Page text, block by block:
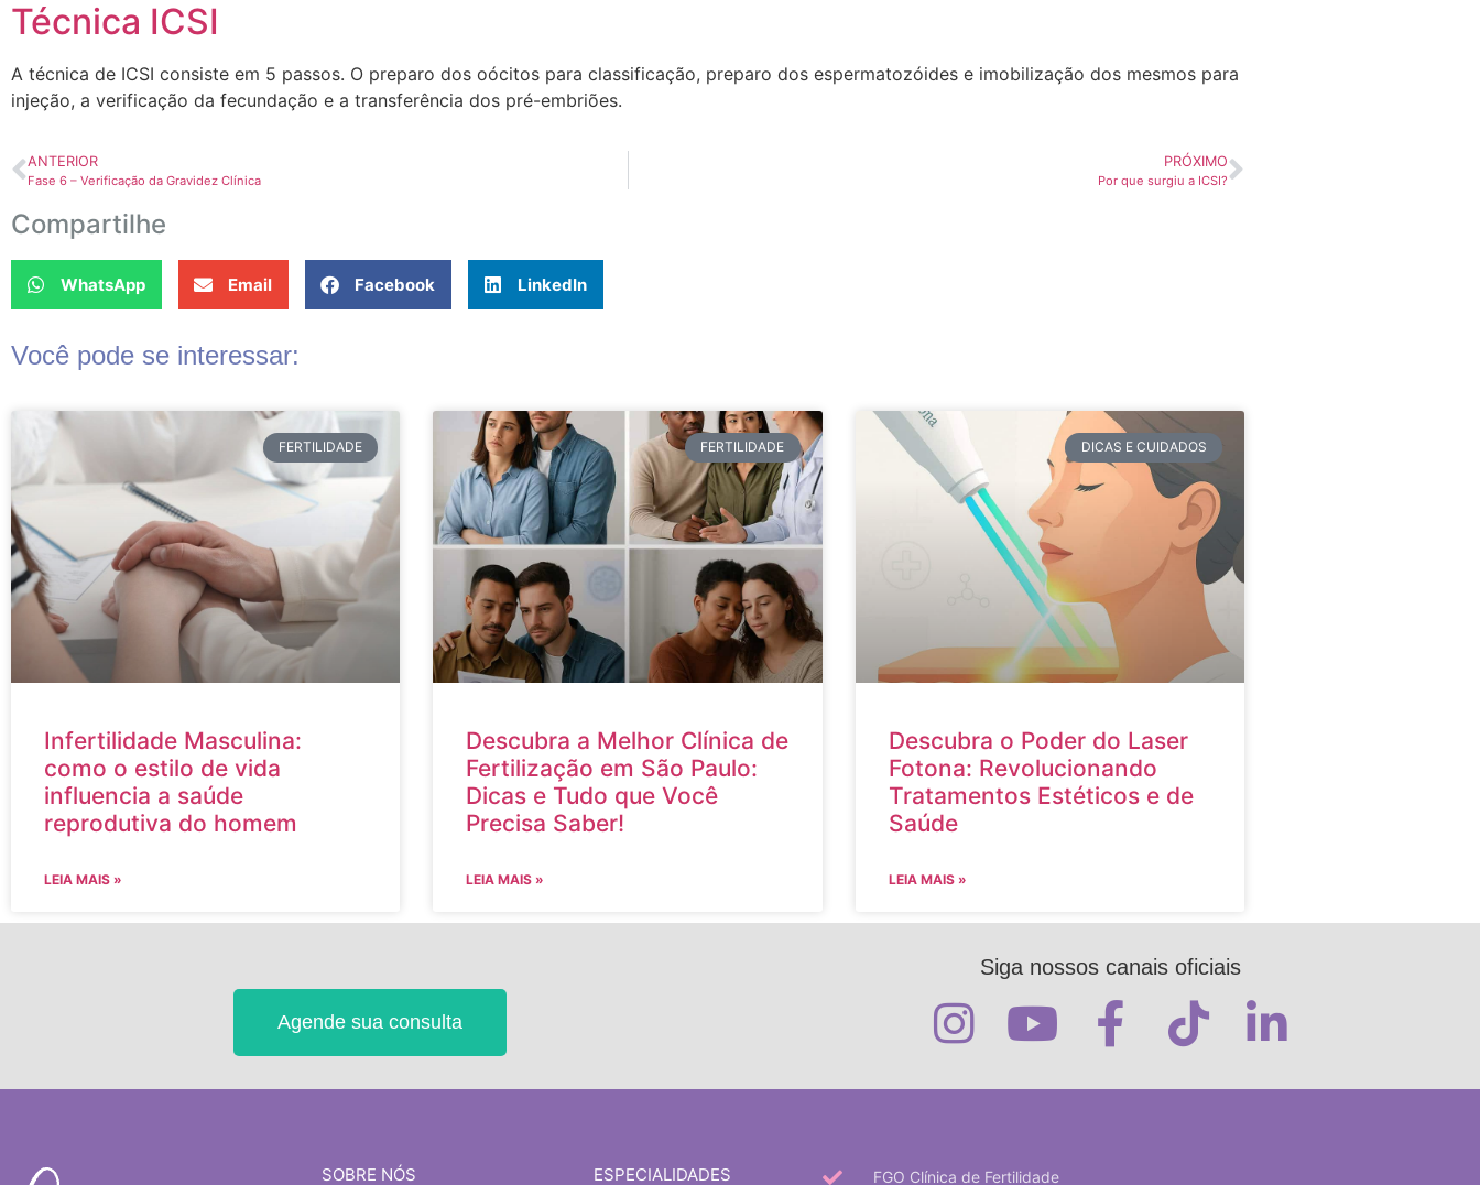
Técnica ICSI
A técnica de ICSI consiste em 5 passos. O preparo dos oócitos para classificação, preparo dos espermatozóides e imobilização dos mesmos para
injeção, a verificação da fecundação e a transferência dos pré-embriões.
ANTERIOR
Fase 6 – Verificação da Gravidez Clínica
PRÓXIMO
Por que surgiu a ICSI?
Compartilhe
WhatsApp Email Facebook LinkedIn
Você pode se interessar:
FERTILIDADE
Infertilidade Masculina:
como o estilo de vida
influencia a saúde
reprodutiva do homem
LEIA MAIS »
FERTILIDADE
Descubra a Melhor Clínica de
Fertilização em São Paulo:
Dicas e Tudo que Você
Precisa Saber!
LEIA MAIS »
DICAS E CUIDADOS
Descubra o Poder do Laser
Fotona: Revolucionando
Tratamentos Estéticos e de
Saúde
LEIA MAIS »
Agende sua consulta
Siga nossos canais oficiais
SOBRE NÓS ESPECIALIDADES FGO Clínica de Fertilidade